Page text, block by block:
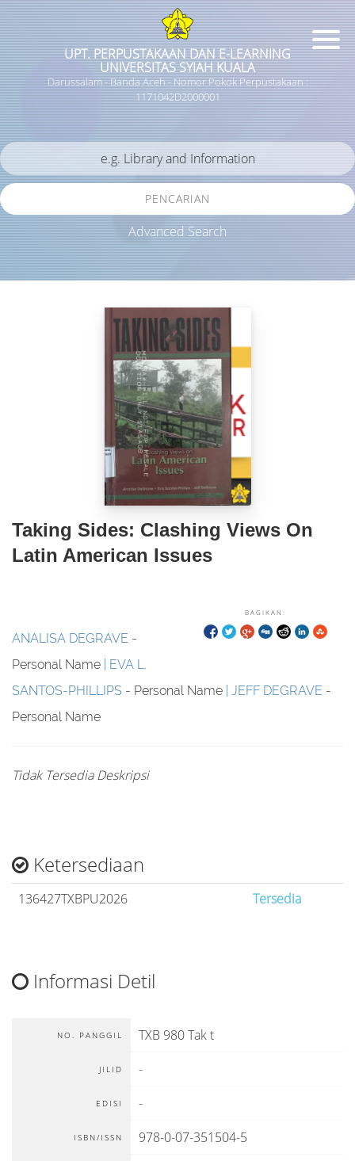
UPT. PERPUSTAKAAN DAN E-LEARNING
UNIVERSITAS SYIAH KUALA
Darussalam - Banda Aceh - Nomor Pokok Perpustakaan :
1171042D2000001
PENCARIAN
Advanced Search
Taking Sides: Clashing Views On
Latin American Issues
BAGIKAN:
ANALISA DEGRAVE -
Personal Name
EVA L.
SANTOS-PHILLIPS - Personal Name JEFF DEGRAVE -
Personal Name
Tidak Tersedia Deskripsi
Ketersediaan
136427TXBPU2026 Tersedia
Informasi Detil
NO. PANGGIL TXB 980 Tak t
JILID -
EDISI -
ISBN/ISSN 978-0-07-351504-5